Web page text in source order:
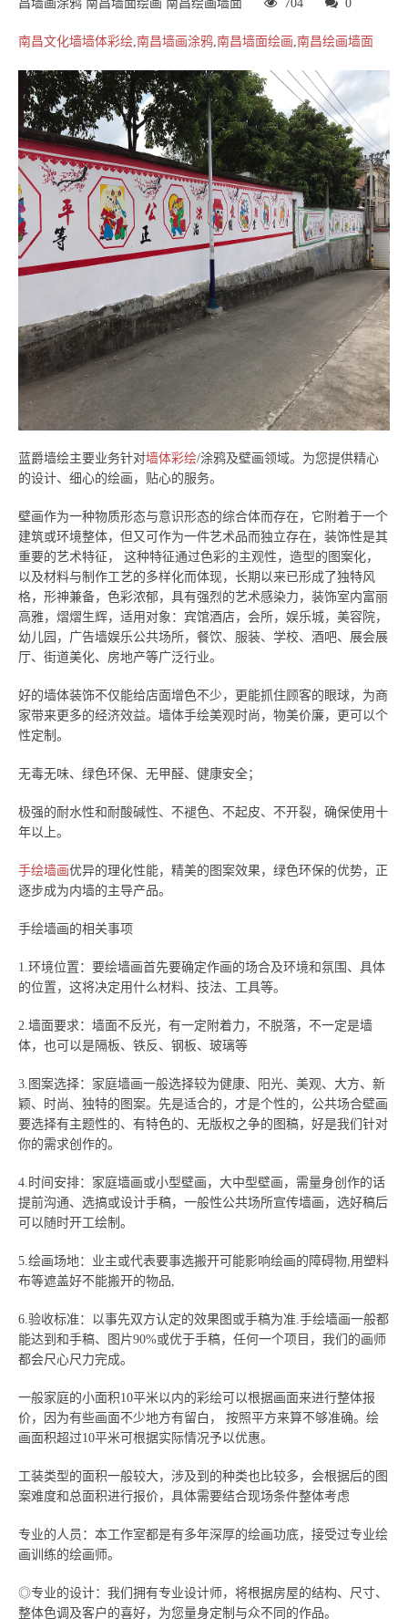
昌墙画涂鸦 南昌墙面绘画 南昌绘画墙面 704 0
南昌文化墙墙体彩绘,南昌墙画涂鸦,南昌墙面绘画,南昌绘画墙面
蓝爵墙绘主要业务针对墙体彩绘/涂鸦及壁画领域。为您提供精心
的设计、细心的绘画，贴心的服务。
壁画作为一种物质形态与意识形态的综合体而存在，它附着于一个
建筑或环境整体，但又可作为一件艺术品而独立存在，装饰性是其
重要的艺术特征， 这种特征通过色彩的主观性，造型的图案化，
以及材料与制作工艺的多样化而体现，长期以来已形成了独特风
格，形神兼备，色彩浓郁，具有强烈的艺术感染力，装饰室内富丽
高雅，熠熠生辉，适用对象：宾馆酒店，会所，娱乐城，美容院，
幼儿园，广告墙娱乐公共场所，餐饮、服装、学校、酒吧、展会展
厅、街道美化、房地产等广泛行业。
好的墙体装饰不仅能给店面增色不少，更能抓住顾客的眼球，为商
家带来更多的经济效益。墙体手绘美观时尚，物美价廉，更可以个
性定制。
无毒无味、绿色环保、无甲醛、健康安全；
极强的耐水性和耐酸碱性、不褪色、不起皮、不开裂，确保使用十
年以上。
手绘墙画优异的理化性能，精美的图案效果，绿色环保的优势，正
逐步成为内墙的主导产品。
手绘墙画的相关事项
1.环境位置：要绘墙画首先要确定作画的场合及环境和氛围、具体
的位置，这将决定用什么材料、技法、工具等。
2.墙面要求：墙面不反光，有一定附着力，不脱落，不一定是墙
体，也可以是隔板、铁反、钢板、玻璃等
3.图案选择：家庭墙画一般选择较为健康、阳光、美观、大方、新
颖、时尚、独特的图案。先是适合的，才是个性的，公共场合壁画
要选择有主题性的、有特色的、无版权之争的图稿，好是我们针对
你的需求创作的。
4.时间安排：家庭墙画或小型壁画，大中型壁画，需量身创作的话
提前沟通、选搞或设计手稿，一般性公共场所宣传墙画，选好稿后
可以随时开工绘制。
5.绘画场地：业主或代表要事选搬开可能影响绘画的障碍物,用塑料
布等遮盖好不能搬开的物品,
6.验收标准：以事先双方认定的效果图或手稿为准.手绘墙画一般都
能达到和手稿、图片90%或优于手稿，任何一个项目，我们的画师
都会尺心尺力完成。
一般家庭的小面积10平米以内的彩绘可以根据画面来进行整体报
价，因为有些画面不少地方有留白， 按照平方来算不够准确。绘
画面积超过10平米可根据实际情况予以优惠。
工装类型的面积一般较大，涉及到的种类也比较多，会根据后的图
案难度和总面积进行报价，具体需要结合现场条件整体考虑
专业的人员：本工作室都是有多年深厚的绘画功底，接受过专业绘
画训练的绘画师。
◎专业的设计：我们拥有专业设计师，将根据房屋的结构、尺寸、
整体色调及客户的喜好，为您量身定制与众不同的作品。